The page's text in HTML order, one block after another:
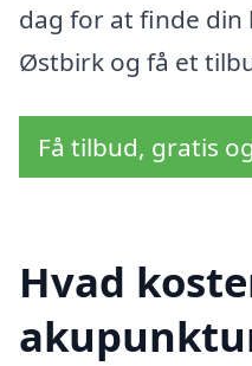
dag for at finde
Østbirk og få et
Få tilbud, gratis
Hvad